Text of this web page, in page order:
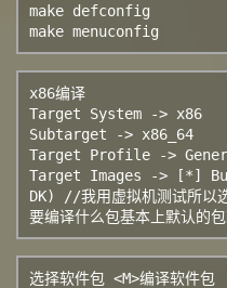
make defconfig
make menuconfig
x86编译
Target System -> x86
Subtarget -> x86_64
Target Profile ->
Target Images -> [*]
DK) //我用虚拟机测试所以
要编译什么包基本上默认的
选择软件包 <M>编译软件